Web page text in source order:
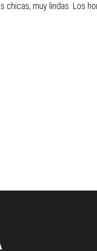
chicas, muy lindas. Los